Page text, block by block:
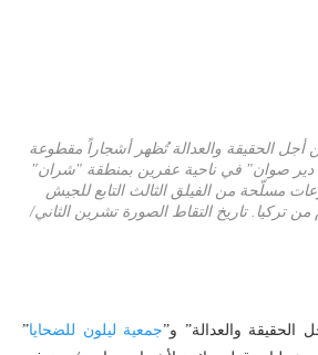
الحقيقة والعدالة تُظهر أشجاراً مقطوعة
صوان" في ناحية عفرين بمنطقة "شران"
مسلّحة من الفيلق الثالث التابع للجيش
تركيا. تاريخ التقاط الصورة تشرين الثاني/
والعدالة” و”جمعية ليلون للضحايا”